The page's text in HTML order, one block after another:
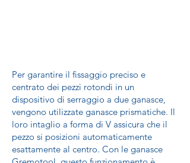
Per garantire il fissaggio preciso e
centrato dei pezzi rotondi in un
dispositivo di serraggio a due ganasce,
vengono utilizzate ganasce prismatiche. Il
loro intaglio a forma di V assicura che il
pezzo si posizioni automaticamente
esattamente al centro. Con le ganasce